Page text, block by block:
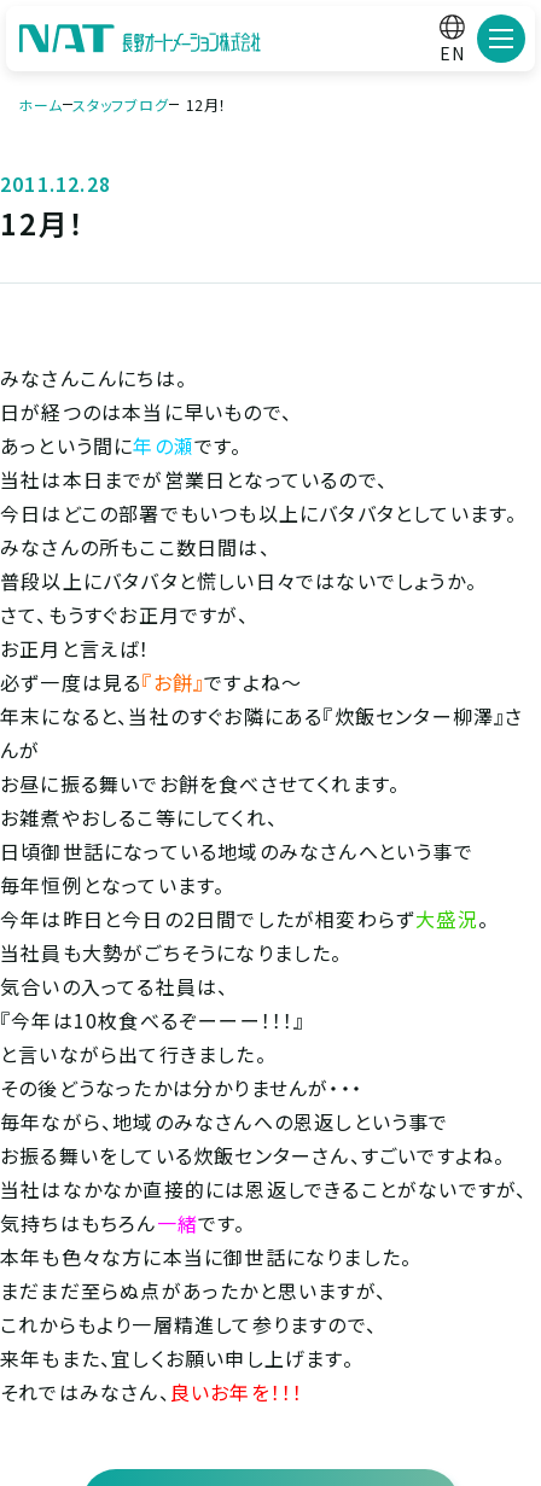
EN メニ
ホーム スタッフブログ 12月！
2011.12.28
12月！
みなさんこんにちは。
日が経つのは本当に早いもので、
あっという間に年の瀬です。
当社は本日までが営業日となっているので、
今日はどこの部署でもいつも以上にバタバタとしています。
みなさんの所もここ数日間は、
普段以上にバタバタと慌しい日々ではないでしょうか。
さて、もうすぐお正月ですが、
お正月と言えば！
必ず一度は見る『お餅』ですよね～
年末になると、当社のすぐお隣にある『炊飯センター柳澤』さ
んが
お昼に振る舞いでお餅を食べさせてくれます。
お雑煮やおしるこ等にしてくれ、
日頃御世話になっている地域のみなさんへという事で
毎年恒例となっています。
今年は昨日と今日の2日間でしたが相変わらず大盛況。
当社員も大勢がごちそうになりました。
気合いの入ってる社員は、
『今年は10枚食べるぞーーー！！！』
と言いながら出て行きました。
その後どうなったかは分かりませんが・・・
毎年ながら、地域のみなさんへの恩返しという事で
お振る舞いをしている炊飯センターさん、すごいですよね。
当社はなかなか直接的には恩返しできることがないですが、
気持ちはもちろん一緒です。
本年も色々な方に本当に御世話になりました。
まだまだ至らぬ点があったかと思いますが、
これからもより一層精進して参りますので、
来年もまた、宜しくお願い申し上げます。
それではみなさん、 良いお年を！！！